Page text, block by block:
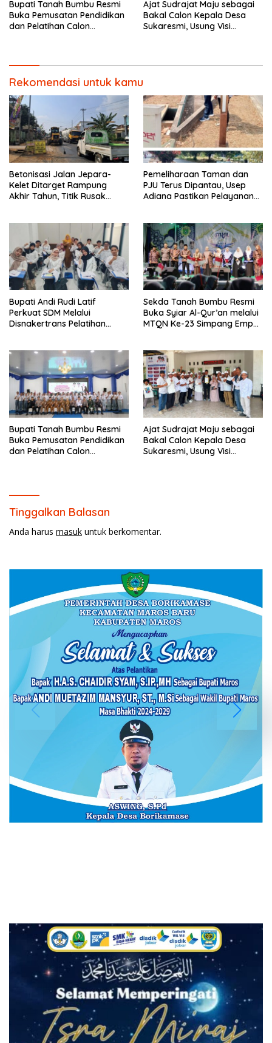
Bupati Tanah Bumbu Resmi
Buka Pemusatan Pendidikan
dan Pelatihan Calon
Ajat Sudrajat Maju sebagai
Bakal Calon Kepala Desa
Sukaresmi, Usung Visi
Rekomendasi untuk kamu
Betonisasi Jalan Jepara-
Kelet Ditarget Rampung
Akhir Tahun, Titik Rusak
Pemeliharaan Taman dan
PJU Terus Dipantau, Usep
Adiana Pastikan Pelayanan
Bupati Andi Rudi Latif
Perkuat SDM Melalui
Disnakertrans Pelatihan
Sekda Tanah Bumbu Resmi
Buka Syiar Al-Qur’an melalui
MTQN Ke-23 Simpang Empat
Bupati Tanah Bumbu Resmi
Buka Pemusatan Pendidikan
dan Pelatihan Calon
Ajat Sudrajat Maju sebagai
Bakal Calon Kepala Desa
Sukaresmi, Usung Visi
Tinggalkan Balasan
Anda harus masuk untuk berkomentar.